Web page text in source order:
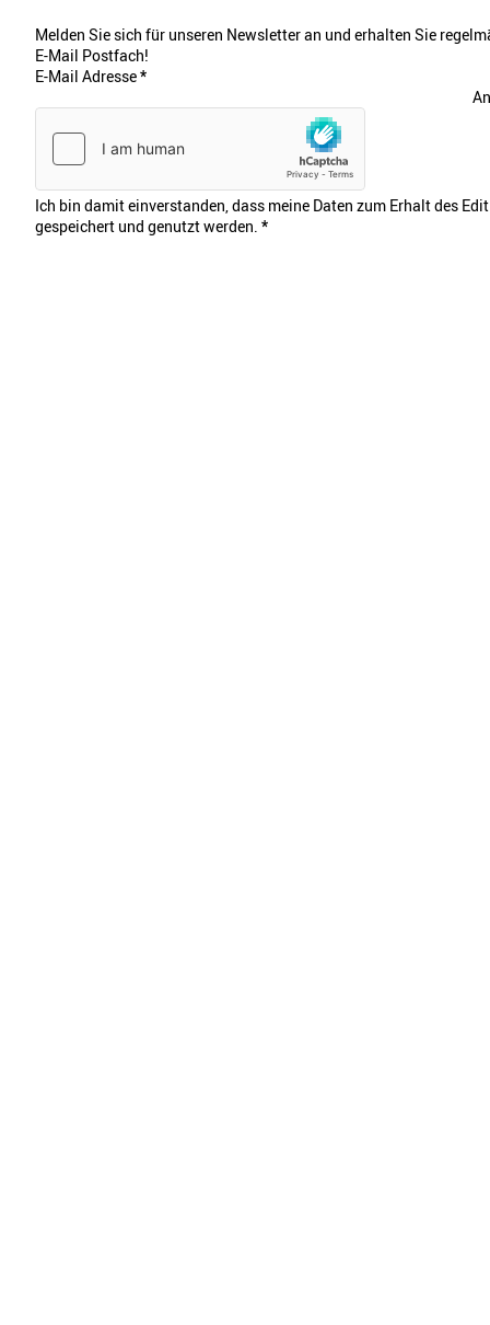
Melden Sie sich für unseren Newsletter an und erhalten Sie
E-Mail Postfach!
E-Mail Adresse*
Ich bin damit einverstanden, dass meine Daten zum Erhalt des
gespeichert und genutzt werden. *